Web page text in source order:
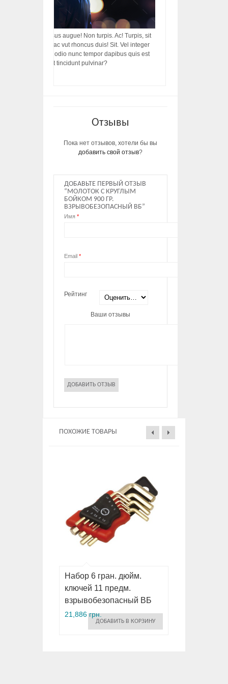
integer! Risus augue! Non turpis. Ac! Turpis, sit
rhoncus porttitor ac vut rhoncus duis! Sit. Vel integer
ut diam porttitor odio nunc tempor dapibus quis est
dictumst, vel amet tincidunt pulvinar?
Отзывы
Пока нет отзывов, хотели бы вы
добавить свой отзыв?
ДОБАВЬТЕ ПЕРВЫЙ ОТЗЫВ
“МОЛОТОК С КРУГЛЫМ
БОЙКОМ 900 ГР.
ВЗРЫВОБЕЗОПАСНЫЙ ВБ”
Имя *
Email *
Рейтинг
Ваши отзывы
ПОХОЖИЕ ТОВАРЫ
Набор 6 гран. дюйм.
ключей 11 предм.
взрывобезопасный ВБ
21,886 грн.
ДОБАВИТЬ В КОРЗИНУ